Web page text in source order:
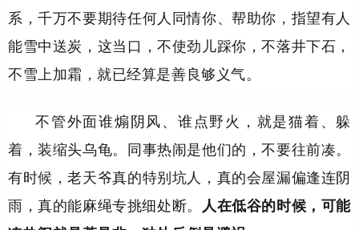
系，千万不要期待任何人同情你、帮助你，指望有人
能雪中送炭，这当口，不使劲儿踩你，不落井下石，
不雪上加霜，就已经算是善良够义气。
不管外面谁煽阴风、谁点野火，就是猫着、躲
着，装缩头乌龟。同事热闹是他们的，不要往前凑。
有时候，老天爷真的特别坑人，真的会屋漏偏逢连阴
雨，真的能麻绳专挑细处断。
人在低谷的时候，可能